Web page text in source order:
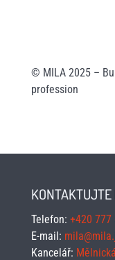
© MILA 2025 –
profession
KONTAKTUJTE
Telefon: +420 777
E-mail:
Kancelář: